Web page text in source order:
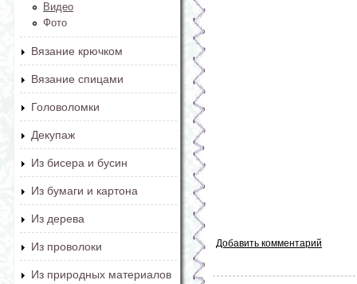
Видео
Фото
Вязание крючком
Вязание спицами
Головоломки
Декупаж
Из бисера и бусин
Из бумаги и картона
Из дерева
Из проволоки
Из природных материалов
Добавить комментарий